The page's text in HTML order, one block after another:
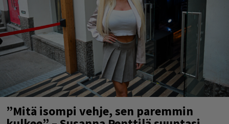
”Mitä isompi vehje, sen paremmin